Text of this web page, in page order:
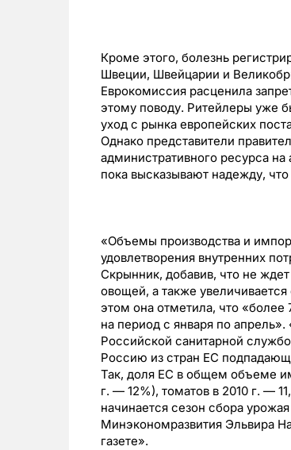
Кроме этого, болезнь
Швеции, Швейцарии и
Еврокомиссия расценила
этому поводу. Ритейлеры уже
уход с рынка европейских
Однако представители
административного ресурса
пока высказывают надежду,
«Объемы производства и
удовлетворения внутренних
Скрынник, добавив, что не
овощей, а также
этом она отметила, что
на период с января по
Российской санитарной
Россию из стран ЕС
Так, доля ЕС в общем объеме
г. — 12%), томатов в 2010 г. —
начинается сезон сбора
Минэкономразвития Эльвира
газете».